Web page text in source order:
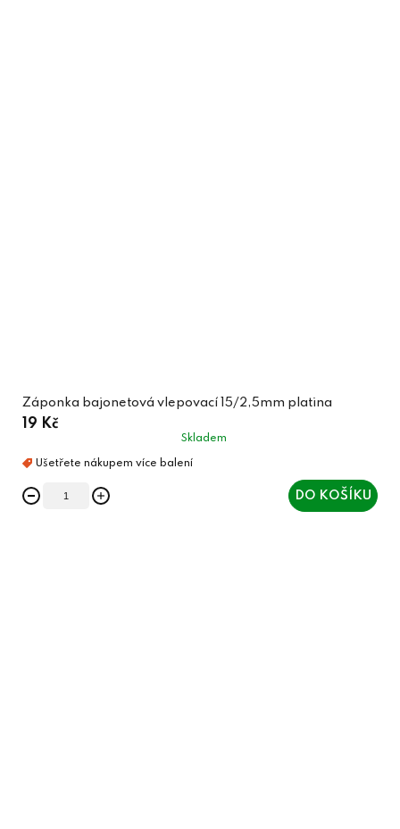
Záponka bajonetová vlepovací 15/2,5mm platina
19 Kč
Skladem
DO KOŠÍKU